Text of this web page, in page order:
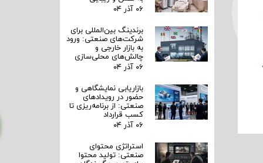
۰۶ آذر ۰۴
برندینگ بین‌المللی برای
شرکت‌های صنعتی: ورود
به بازار خارجی و
چالش‌های محلی‌سازی
۰۶ آذر ۰۴
بازاریابی نمایشگاهی و
حضور در رویدادهای
صنعتی: از برنامه‌ریزی تا
کسب قرارداد
۰۶ آذر ۰۴
استراتژی محتوای
صنعتی: تولید محتوا